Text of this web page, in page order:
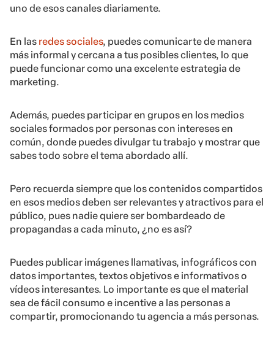
uno de esos canales diariamente.
En las redes sociales, puedes comunicarte de manera
más informal y cercana a tus posibles clientes, lo que
puede funcionar como una excelente estrategia de
marketing.
Además, puedes participar en grupos en los medios
sociales formados por personas con intereses en
común, donde puedes divulgar tu trabajo y mostrar que
sabes todo sobre el tema abordado allí.
Pero recuerda siempre que los contenidos compartidos
en esos medios deben ser relevantes y atractivos para el
público, pues nadie quiere ser bombardeado de
propagandas a cada minuto, ¿no es así?
Puedes publicar imágenes llamativas, infográficos con
datos importantes, textos objetivos e informativos o
vídeos interesantes. Lo importante es que el material
sea de fácil consumo e incentive a las personas a
compartir, promocionando tu agencia a más personas.